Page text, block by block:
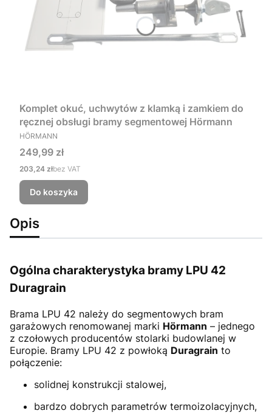
Komplet okuć, uchwytów z klamką i zamkiem do
ręcznej obsługi bramy segmentowej Hörmann
PRODUCENT
HÖRMANN
Cena
249,99 zł
Cena
203,24 złbez VAT
Do koszyka
Opis
Ogólna charakterystyka bramy LPU 42
Duragrain
Brama LPU 42 należy do segmentowych bram
garażowych renomowanej marki Hörmann – jednego
z czołowych producentów stolarki budowlanej w
Europie. Bramy LPU 42 z powłoką Duragrain to
połączenie:
solidnej konstrukcji stalowej,
bardzo dobrych parametrów termoizolacyjnych,